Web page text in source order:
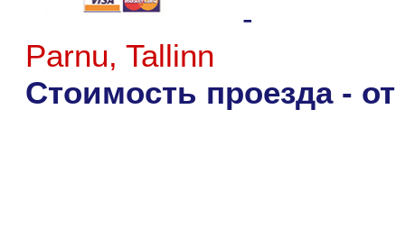
-
Parnu, Tallinn
Стоимость проезда - от